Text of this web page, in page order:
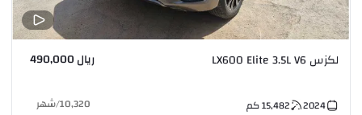
لكزس LX600 Elite 3.5L V6 ريال 490,000
2024
15,482كم 10,320
/شهر